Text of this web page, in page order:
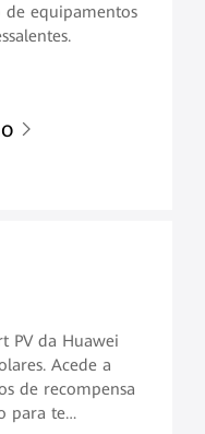
equipamentos
PV da Huawei
de recompensa